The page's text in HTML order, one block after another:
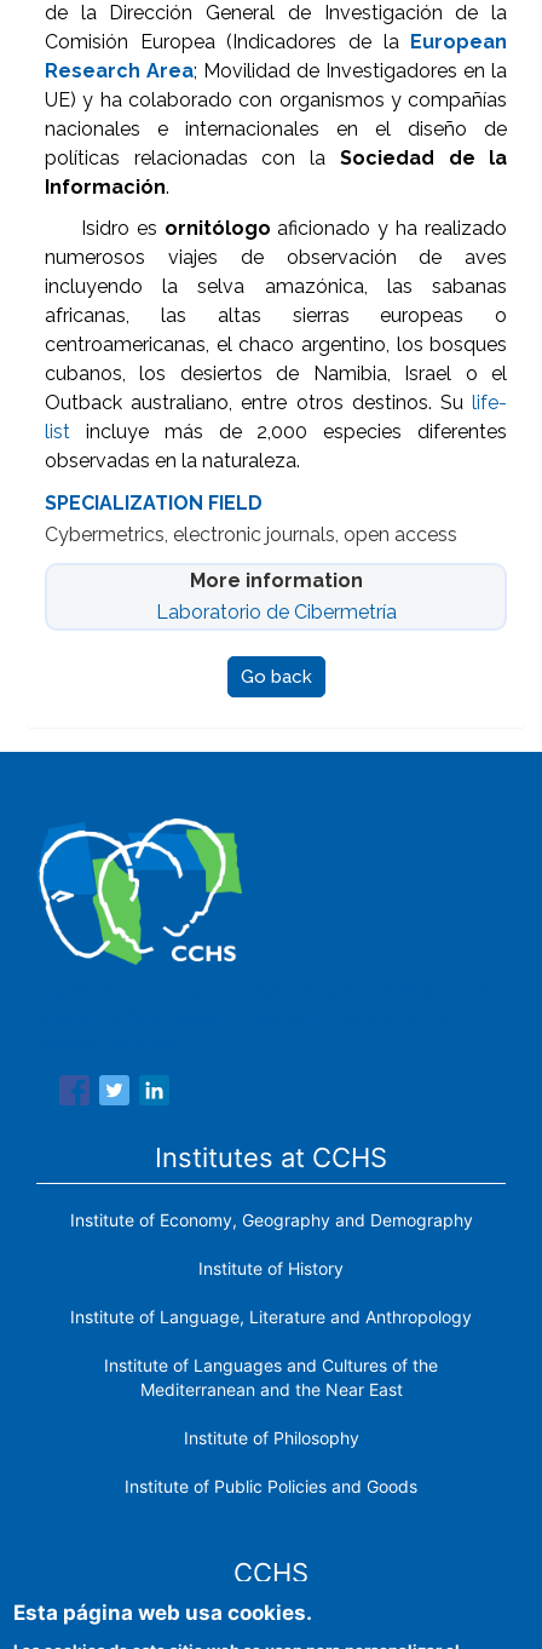
de la Dirección General de Investigación de la
Comisión Europea (Indicadores de la
European
Research Area; Movilidad de Investigadores en la
UE) y ha colaborado con organismos y compañías
nacionales e internacionales en el diseño de
políticas relacionadas con la Sociedad de la
Información.
Isidro es ornitólogo aficionado y ha realizado
numerosos viajes de observación de aves
incluyendo la selva amazónica, las sabanas
africanas, las altas sierras europeas o
centroamericanas, el chaco argentino, los bosques
cubanos, los desiertos de Namibia, Israel o el
Outback australiano, entre otros destinos. Sulife-
list incluye más de 2,000 especies diferentes
observadas en la naturaleza.
SPECIALIZATION FIELD
Cybermetrics, electronic journals, open access
More information
Laboratorio de Cibermetría
Go back
Institutes at CCHS
Institute of Economy, Geography and Demography
Institute of History
Institute of Language, Literature and Anthropology
Institute of Languages ​​and Cultures of the
Mediterranean and the Near East
Institute of Philosophy
Institute of Public Policies and Goods
CCHS
Esta página web usa cookies.